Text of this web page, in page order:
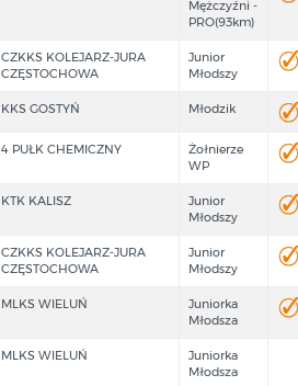
Mężczyźni -
PRO(93km)
CZKKS KOLEJARZ-JURA
CZĘSTOCHOWA
Junior
Młodszy
KKS GOSTYŃ Młodzik
4 PUŁK CHEMICZNY
Żołnierze
WP
KTK KALISZ
Junior
Młodszy
CZKKS KOLEJARZ-JURA
CZĘSTOCHOWA
Junior
Młodszy
MLKS WIELUŃ
Juniorka
Młodsza
MLKS WIELUŃ
Juniorka
Młodsza